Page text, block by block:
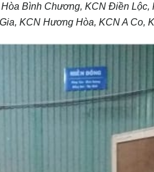
Bình Chương, KCN Điền
KCN Hương Hòa, KCN A Co,